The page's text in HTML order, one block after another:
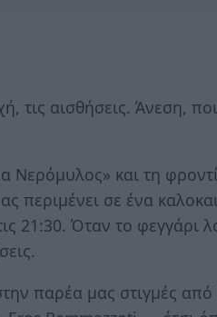
τις αισθήσεις. Άνεση,
Νερόμυλος» και τη
περιμένει σε ένα
21:30. Όταν το φεγγάρι
παρέα μας στιγμές από